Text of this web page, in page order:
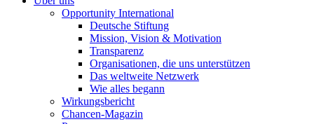
Opportunity International
Deutsche Stiftung
Mission, Vision & Motivation
Transparenz
Organisationen, die uns unterstützen
Das weltweite Netzwerk
Wie alles begann
Wirkungsbericht
Chancen-Magazin